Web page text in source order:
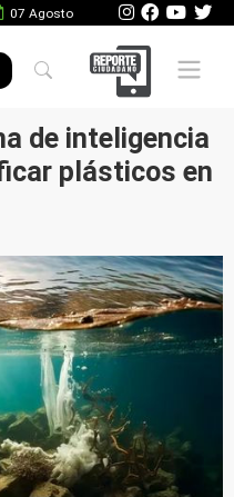
07 Agosto
Mobile
de inteligencia
plásticos en